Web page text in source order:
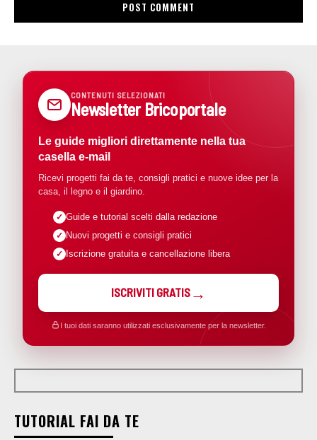
CONTENUTI SELEZIONATI
Newsletter Bricoportale
Le guide migliori direttamente nella tua
casella e-mail
Ricevi progetti fai da te, consigli pratici e nuove idee per la
casa, il legno e il giardino.
Guide e tutorial scelti dalla redazione
Nuovi progetti e consigli pratici
Iscrizione gratuita e cancellazione libera
ISCRIVITI GRATIS
I tuoi dati saranno utilizzati esclusivamente per la newsletter.
TUTORIAL FAI DA TE